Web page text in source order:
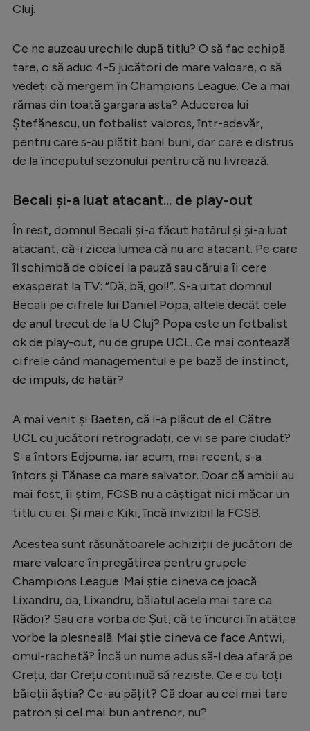
Intră în cont
Creează cont
Cluj.
Ce ne auzeau urechile după titlu? O să fac echipă
tare, o să aduc 4-5 jucători de mare valoare, o să
vedeți că mergem în Champions League. Ce a mai
rămas din toată gargara asta? Aducerea lui
Ștefănescu, un fotbalist valoros, într-adevăr,
pentru care s-au plătit bani buni, dar care e distrus
de la începutul sezonului pentru că nu livrează.
Becali și-a luat atacant... de play-out
În rest, domnul Becali și-a făcut hatârul și și-a luat
atacant, că-i zicea lumea că nu are atacant. Pe care
îl schimbă de obicei la pauză sau căruia îi cere
exasperat la TV: ”Dă, bă, gol!”. S-a uitat domnul
Becali pe cifrele lui Daniel Popa, altele decât cele
de anul trecut de la U Cluj? Popa este un fotbalist
ok de play-out, nu de grupe UCL. Ce mai contează
cifrele când managementul e pe bază de instinct,
de impuls, de hatâr?
A mai venit și Baeten, că i-a plăcut de el. Către
UCL cu jucători retrogradați, ce vi se pare ciudat?
S-a întors Edjouma, iar acum, mai recent, s-a
întors și Tănase ca mare salvator. Doar că ambii au
mai fost, îi știm, FCSB nu a câștigat nici măcar un
titlu cu ei. Și mai e Kiki, încă invizibil la FCSB.
Acestea sunt răsunătoarele achiziții de jucători de
mare valoare în pregătirea pentru grupele
Champions League. Mai știe cineva ce joacă
Lixandru, da, Lixandru, băiatul acela mai tare ca
Rădoi? Sau era vorba de Șut, că te încurci în atâtea
vorbe la plesneală. Mai știe cineva ce face Antwi,
omul-rachetă? Încă un nume adus să-l dea afară pe
Crețu, dar Crețu continuă să reziste. Ce e cu toți
băieții ăștia? Ce-au pățit? Că doar au cel mai tare
patron și cel mai bun antrenor, nu?